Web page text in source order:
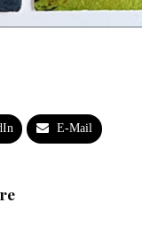
E-Mail